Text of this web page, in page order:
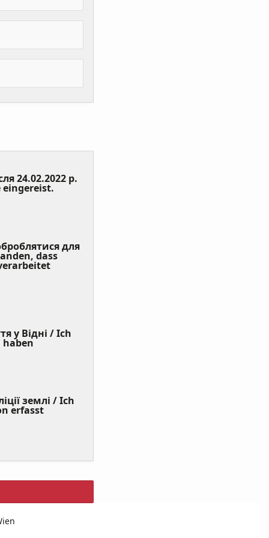
24.02.2022 р.
eingereist. (Value
для
dass
у Відні / Ich
(Value
землі / Ich
erfasst